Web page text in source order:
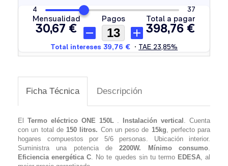
Ficha Técnica Descripción
El Termo eléctrico ONE 150L . Instalación vertical . Cuenta
con un total de 150 litros. Con un peso de 15kg, perfecto para
hogares compuestos por 5/6 personas. Ubicación interior.
Suministra una potencia de2200W. Mínimo consumo.
Eficiencia energética C. No te quedes sin tu termo EDESA, al